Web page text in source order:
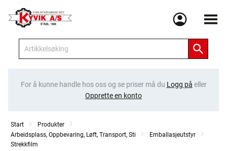
Meny
For å kunne handle hos oss og se priser må du Logg på eller
Opprette en konto
Start
Produkter
Arbeidsplass, Oppbevaring, Løft, Transport, Sti
Emballasjeutstyr
Strekkfilm